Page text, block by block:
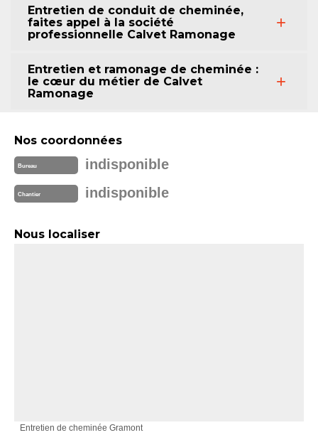
Entretien de conduit de cheminée,
faites appel à la société
professionnelle Calvet Ramonage
Entretien et ramonage de cheminée :
le cœur du métier de Calvet
Ramonage
Nos coordonnées
Bureau indisponible
Chantier indisponible
Nous localiser
Entretien de cheminée Gramont